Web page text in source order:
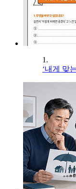
1.
‘내게 맞